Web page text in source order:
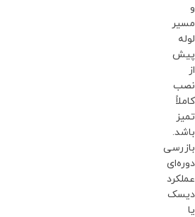
و
مسیر
لوله
پیش
از
نصب
کاملاً
تمیز
باشد.
بازرسی
دوره‌ای
عملکرد
دیسک
یا